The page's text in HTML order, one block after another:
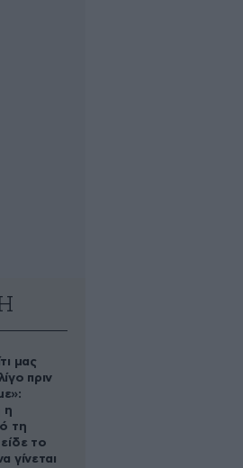
μας
πριν
η
τη
το
γίνεται